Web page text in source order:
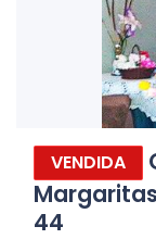
VENDIDA
44